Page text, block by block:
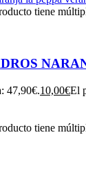
tiene
47,90€.10,00€El
tiene